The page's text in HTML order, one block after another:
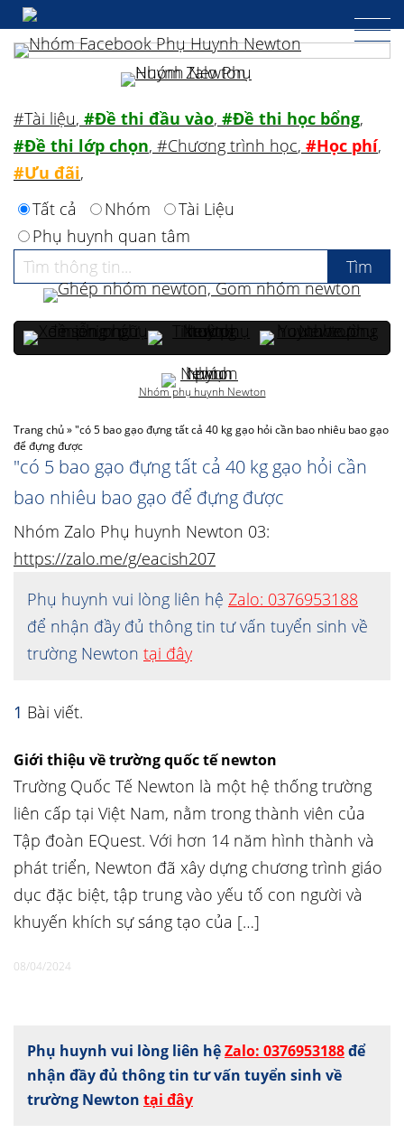
Trang chủ»"có 5 bao gạo đựng tất cả 40 kg gạo hỏi cần bao nhiêu bao gạo
để đựng được
"có 5 bao gạo đựng tất cả 40 kg gạo hỏi cần
bao nhiêu bao gạo để đựng được
Nhóm Zalo Phụ huynh Newton 03:
https://zalo.me/g/eacish207
Phụ huynh vui lòng liên hệ Zalo: 0376953188
để nhận đầy đủ thông tin tư vấn tuyển sinh về
trường Newton tại đây
1 Bài viết.
Giới thiệu về trường quốc tế newton
Trường Quốc Tế Newton là một hệ thống trường
liên cấp tại Việt Nam, nằm trong thành viên của
Tập đoàn EQuest. Với hơn 14 năm hình thành và
phát triển, Newton đã xây dựng chương trình giáo
dục đặc biệt, tập trung vào yếu tố con người và
khuyến khích sự sáng tạo của […]
08/04/2024
Phụ huynh vui lòng liên hệZalo: 0376953188để
nhận đầy đủ thông tin tư vấn tuyển sinh về
trường Newton tại đây
#Tài liệu, #Đề thi đầu vào, #Đề thi học bổng,
#Đề thi lớp chọn, #Chương trình học, #Học phí,
#Ưu đãi,
Tất cả
Nhóm
Tài Liệu
Phụ huynh quan tâm
Nhóm phụ huynh Newton